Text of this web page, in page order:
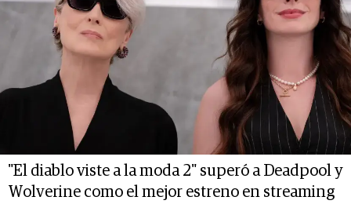
"El diablo viste a la moda 2" superó a Deadpool y
Wolverine como el mejor estreno en streaming